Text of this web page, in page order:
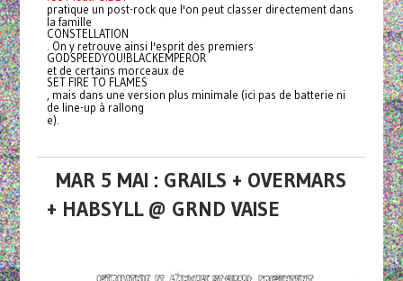
pratique un post-rock que l'on peut classer directement dans
la famille
CONSTELLATION
. On y retrouve ainsi l'esprit des premiers
GODSPEEDYOU!BLACKEMPEROR
et de certains morceaux de
SET FIRE TO FLAMES
, mais dans une version plus minimale (ici pas de batterie ni
de line-up à rallong
e).
MAR 5 MAI : GRAILS + OVERMARS
+ HABSYLL @ GRND VAISE